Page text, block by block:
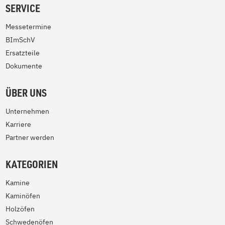
SERVICE
Messetermine
BImSchV
Ersatzteile
Dokumente
ÜBER UNS
Unternehmen
Karriere
Partner werden
KATEGORIEN
Kamine
Kaminöfen
Holzöfen
Schwedenöfen